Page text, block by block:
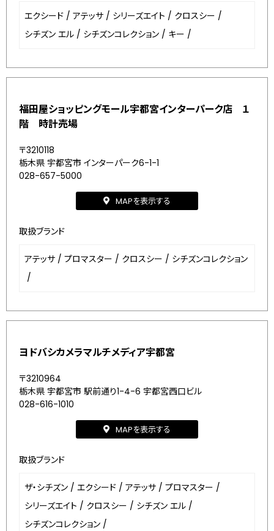
エクシード / アテッサ / シリーズエイト / クロスシー /
シチズン エル / シチズンコレクション / キー /
福田屋ショッピングモール宇都宮インターパーク店 １
階 時計売場
〒3210118
栃木県 宇都宮市 インターパーク6-1-1
028-657-5000
MAPを表示する
取扱ブランド
アテッサ / プロマスター / クロスシー / シチズンコレクション
/
ヨドバシカメラマルチメディア宇都宮
〒3210964
栃木県 宇都宮市 駅前通り1-4-6 宇都宮西口ビル
028-616-1010
MAPを表示する
取扱ブランド
ザ・シチズン / エクシード / アテッサ / プロマスター /
シリーズエイト / クロスシー / シチズン エル /
シチズンコレクション /